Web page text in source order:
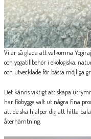
Vi är så glada att välkomna
och yogatillbehör i ekologiska,
och utvecklade för bästa möjliga
Det känns viktigt att skapa
har Robygge valt ut några fina
att de ska hjälper dig att hitta
återhämtning.